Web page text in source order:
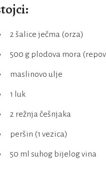
2 šalice ječma (orza)
500 g plodova mora
maslinovo ulje
1 luk
2 režnja češnjaka
peršin (1 vezica)
50 ml suhog bijelog vina